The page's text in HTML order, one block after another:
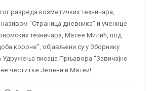
разреда козметичких техничара,
“Страница дневника” и ученице
техничара, Матее Милић, под
короне”, објављени су у Зборнику
писаца Прњавора “Завичајно
честитке Јелени и Матеи!